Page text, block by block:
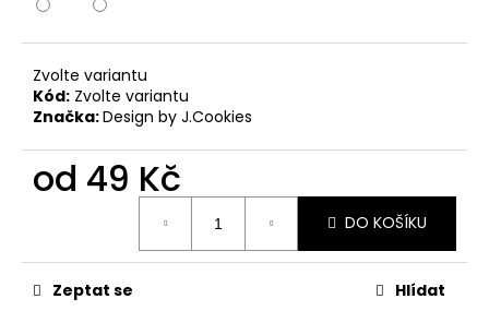
Zvolte variantu
Kód: Zvolte variantu
Značka:Design by J.Cookies
od 49 Kč
DO KOŠÍKU
Zeptat se Hlídat
D
o
p
o
č
u
m
e